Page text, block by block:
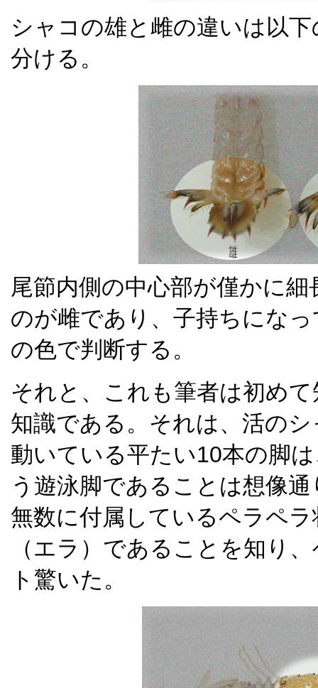
シャコの雄と雌の違いは以
分ける。
尾節内側の中心部が僅かに
のが雌であり、子持ちにな
の色で判断する。
それと、これも筆者は初め
知識である。それは、活の
動いている平たい10本の脚
う遊泳脚であることは想像
無数に付属しているペラペ
（エラ）であることを知り
ト驚いた。